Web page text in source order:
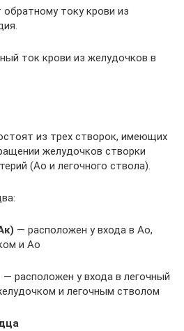
току крови из
ток крови из желудочков в
из трех створок, имеющих
желудочков створки
(Ао и легочного ствола).
— расположен у входа в Ао,
и Ао
— расположен у входа в легочный
и легочным стволом